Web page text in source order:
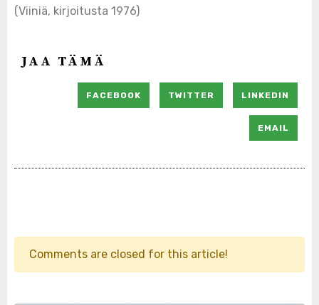
(Viiniä, kirjoitusta 1976)
JAA TÄMÄ
FACEBOOK TWITTER LINKEDIN
EMAIL
Comments are closed for this article!